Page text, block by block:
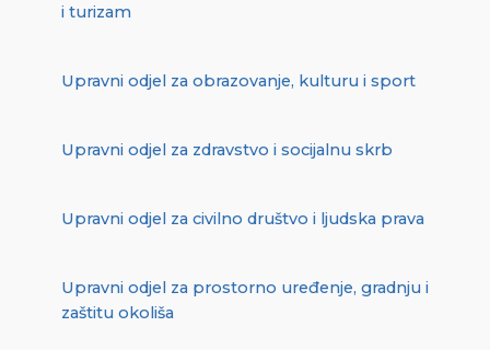
i turizam
Upravni odjel za obrazovanje, kulturu i sport
Upravni odjel za zdravstvo i socijalnu skrb
Upravni odjel za civilno društvo i ljudska prava
Upravni odjel za prostorno uređenje, gradnju i
zaštitu okoliša